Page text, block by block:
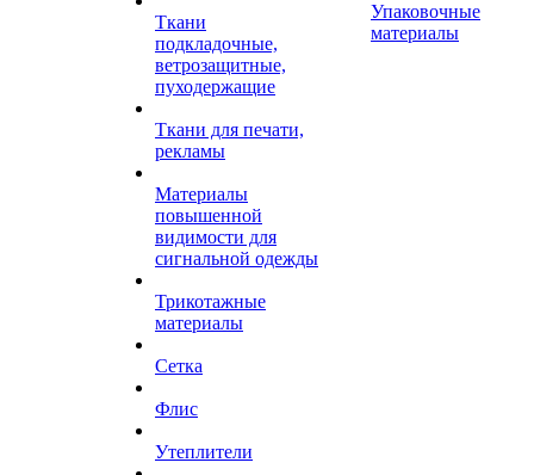
Ткани
подкладочные,
ветрозащитные,
пуходержащие
Ткани для печати,
рекламы
Материалы
повышенной
видимости для
сигнальной одежды
Трикотажные
материалы
Сетка
Флис
Утеплители
Упаковочные
материалы